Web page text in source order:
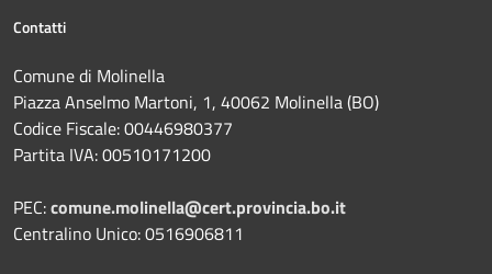
Contatti
Comune di Molinella
Piazza Anselmo Martoni, 1, 40062 Molinella (BO)
Codice Fiscale: 00446980377
Partita IVA: 00510171200
PEC:comune.molinella@cert.provincia.bo.it
Centralino Unico: 0516906811